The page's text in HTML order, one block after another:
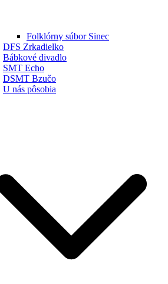
Folklórny súbor Sinec
DFS Zrkadielko
Bábkové divadlo
SMT Echo
DSMT Bzučo
U nás pôsobia